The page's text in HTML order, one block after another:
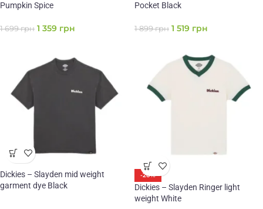
Pumpkin Spice
1 699грн 1 359 грн
Pocket Black
1 899грн 1 519 грн
Dickies – Slayden mid weight
garment dye Black
-20%
Dickies – Slayden Ringer light
weight White